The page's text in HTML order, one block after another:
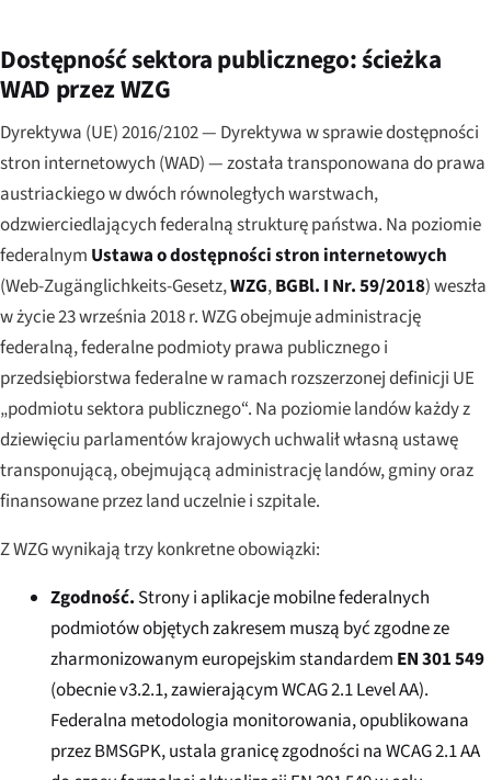
Dostępność sektora publicznego: ścieżka
WAD przez WZG
Dyrektywa (UE) 2016/2102 — Dyrektywa w sprawie dostępności
stron internetowych (WAD) — została transponowana do prawa
austriackiego w dwóch równoległych warstwach,
odzwierciedlających federalną strukturę państwa. Na poziomie
federalnym Ustawa o dostępności stron internetowych
(Web-Zugänglichkeits-Gesetz,WZG,BGBl. I Nr. 59/2018) weszła
w życie 23 września 2018 r. WZG obejmuje administrację
federalną, federalne podmioty prawa publicznego i
przedsiębiorstwa federalne w ramach rozszerzonej definicji UE
„podmiotu sektora publicznego“. Na poziomie landów każdy z
dziewięciu parlamentów krajowych uchwalił własną ustawę
transponującą, obejmującą administrację landów, gminy oraz
finansowane przez land uczelnie i szpitale.
Z WZG wynikają trzy konkretne obowiązki:
Zgodność. Strony i aplikacje mobilne federalnych
podmiotów objętych zakresem muszą być zgodne ze
zharmonizowanym europejskim standardem EN 301 549
(obecnie v3.2.1, zawierającym WCAG 2.1 Level AA).
Federalna metodologia monitorowania, opublikowana
przez BMSGPK, ustala granicę zgodności na WCAG 2.1 AA